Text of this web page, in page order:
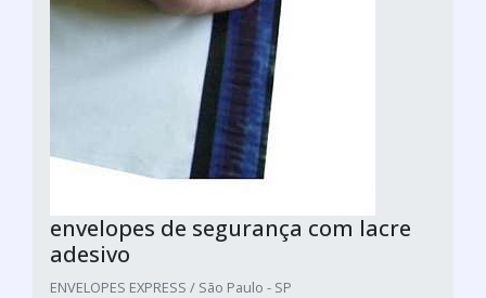
envelopes de segurança com lacre
adesivo
ENVELOPES EXPRESS / São Paulo - SP